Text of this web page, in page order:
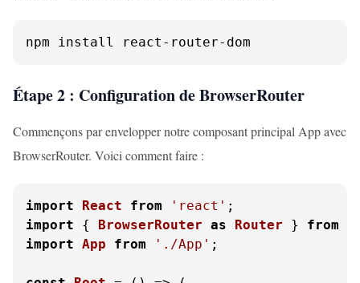
npm install react-router-dom
Étape 2 : Configuration de BrowserRouter
Commençons par envelopper notre composant principal App avec
BrowserRouter. Voici comment faire :
import React from 'react'
import { BrowserRouter as Router } from
import App from './App' ;